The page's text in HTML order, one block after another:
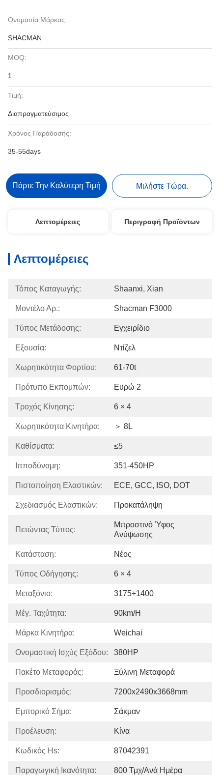
Ονομασία Μάρκας:
SHACMAN
MOQ:
1
Τιμή:
Διαπραγματεύσιμος
Χρόνος Παράδοσης:
35-55days
Πάρτε Την Καλύτερη Τιμή Μιλήστε Τώρα.
Λεπτομέρειες Περιγραφή Προϊόντων
Λεπτομέρειες
Τόπος Καταγωγής: Shaanxi, Xian
Μοντέλο Αρ.: Shacman F3000
Τύπος Μετάδοσης: Εγχειρίδιο
Εξουσία: Ντίζελ
Χωρητικότητα Φορτίου: 61-70t
Πρότυπο Εκπομπών: Ευρώ 2
Τροχός Κίνησης: 6 × 4
Χωρητικότητα Κινητήρα: ＞ 8L
Καθίσματα: ≤5
Ιπποδύναμη: 351-450HP
Πιστοποίηση Ελαστικών: ECE, GCC, ISO, DOT
Σχεδιασμός Ελαστικών: Προκατάληψη
Πετώντας Τύπος:
Μπροστινό Ύφος
Ανύψωσης
Κατάσταση: Νέος
Τύπος Οδήγησης: 6 × 4
Μεταξόνιο: 3175+1400
Μέγ. Ταχύτητα: 90km/h
Μάρκα Κινητήρα: Weichai
Ονομαστική Ισχύς Εξόδου: 380HP
Πακέτο Μεταφοράς: Ξύλινη Μεταφορά
Προσδιορισμός: 7200x2490x3668mm
Εμπορικό Σήμα: Σάκμαν
Προέλευση: Κίνα
Κωδικός Hs: 87042391
Παραγωγική Ικανότητα: 800 Τμχ/ανά Ημέρα